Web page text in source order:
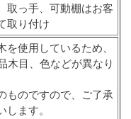
取っ手、可動棚はお客
取り付け
を使用しているため、
木目、色などが異なり
ものですので、ご了承
します。